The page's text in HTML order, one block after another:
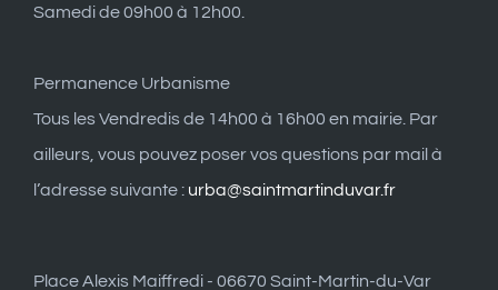
Samedi de 09h00 à 12h00.
Permanence Urbanisme
Tous les Vendredis de 14h00 à 16h00 en mairie. Par
ailleurs, vous pouvez poser vos questions par mail à
l’adresse suivante : urba@saintmartinduvar.fr
Place Alexis Maiffredi - 06670 Saint-Martin-du-Var